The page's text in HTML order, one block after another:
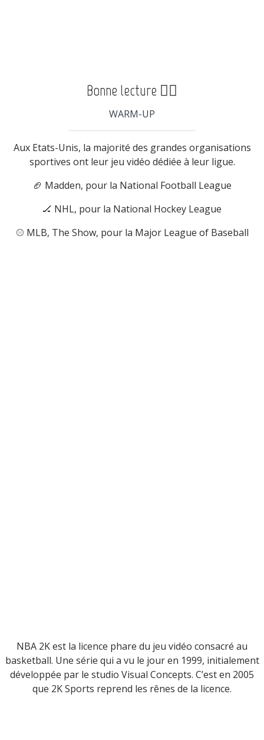
Bonne lecture ⛹🏾
WARM-UP
Aux Etats-Unis, la majorité des grandes organisations
sportives ont leur jeu vidéo dédiée à leur ligue.
🏈 Madden, pour la National Football League
🏒 NHL, pour la National Hockey League
⚾ MLB, The Show, pour la Major League of Baseball
NBA 2K est la licence phare du jeu vidéo consacré au
basketball. Une série qui a vu le jour en 1999, initialement
développée par le studio Visual Concepts. C’est en 2005
que 2K Sports reprend les rênes de la licence.